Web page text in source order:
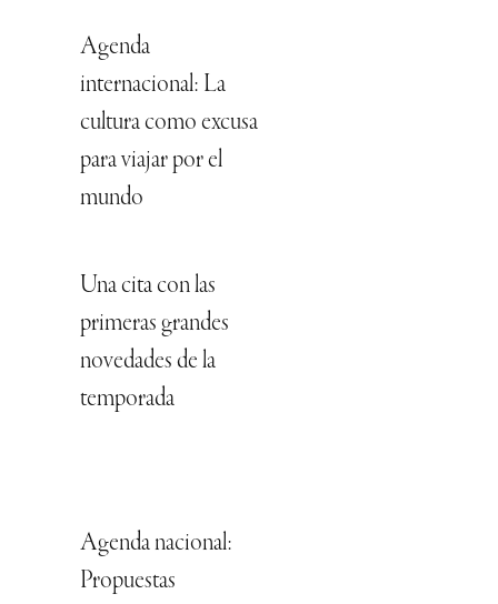
Agenda
internacional: La
cultura como excusa
para viajar por el
mundo
Una cita con las
primeras grandes
novedades de la
temporada
Agenda nacional:
Propuestas